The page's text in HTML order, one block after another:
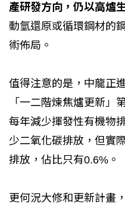
產研發方向，仍以高爐
動氫還原或循環鋼材的
術佈局。
值得注意的是，中龍正
「一二階煉焦爐更新」
每年減少揮發性有機物
少二氧化碳排放，但實
排放，佔比只有0.6%。
更何況大修和更新計畫